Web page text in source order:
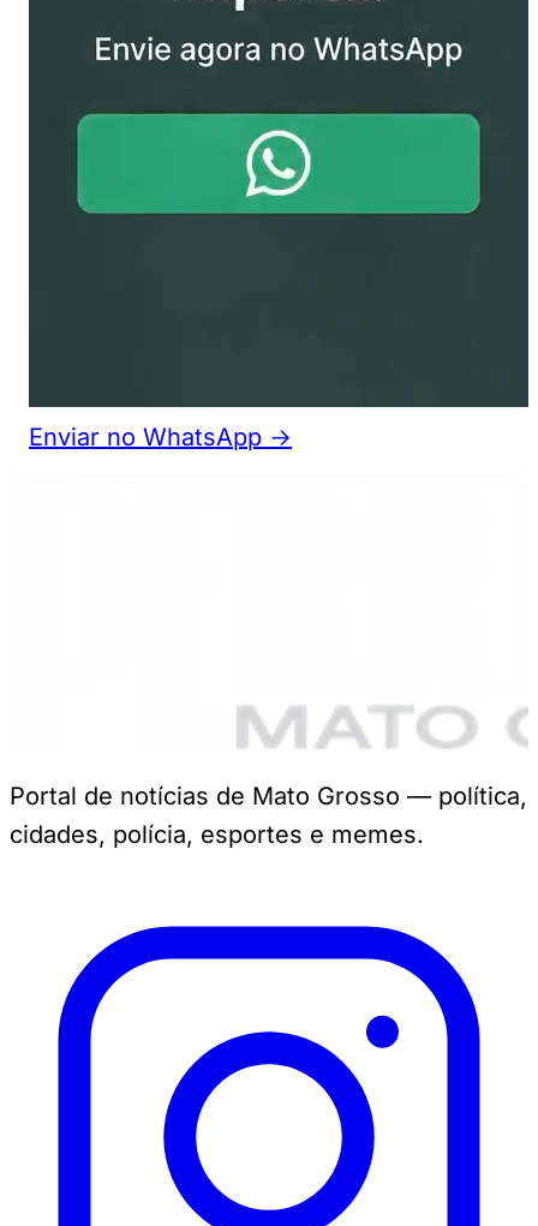
Enviar no WhatsApp →
Portal de notícias de Mato Grosso — política,
cidades, polícia, esportes e memes.